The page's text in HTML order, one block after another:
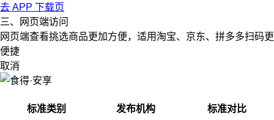
去 APP 下载页
三、网页端访问
网页端查看挑选商品更加方便，适用淘宝、京东、拼多多扫码更
便捷
取消
标准类别 发布机构 标准对比